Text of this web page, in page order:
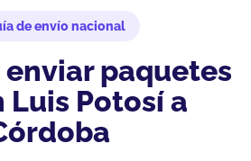
de envío nacional
enviar paquetes
Luis Potosí a